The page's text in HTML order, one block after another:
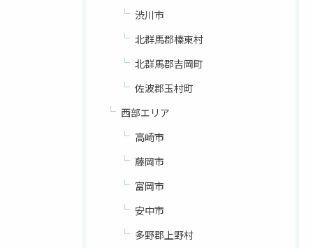
渋川市
北群馬郡榛東村
北群馬郡吉岡町
佐波郡玉村町
西部エリア
高崎市
藤岡市
富岡市
安中市
多野郡上野村